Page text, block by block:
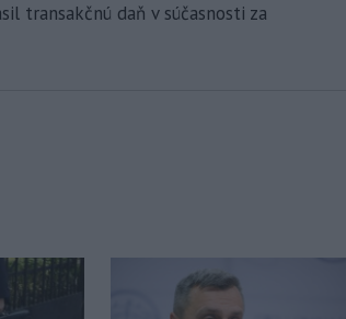
transakčnú daň v súčasnosti za